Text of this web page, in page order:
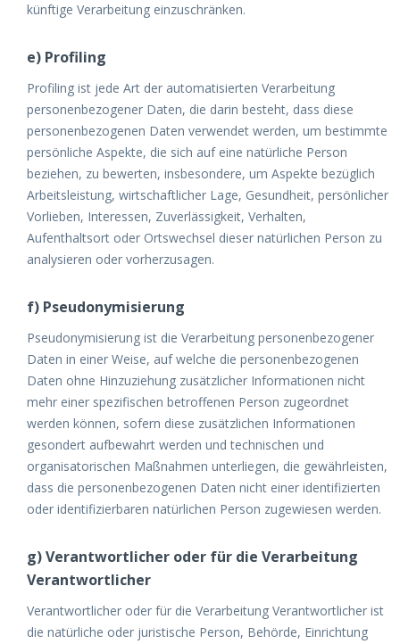
künftige Verarbeitung einzuschränken.
e) Profiling
Profiling ist jede Art der automatisierten Verarbeitung
personenbezogener Daten, die darin besteht, dass diese
personenbezogenen Daten verwendet werden, um bestimmte
persönliche Aspekte, die sich auf eine natürliche Person
beziehen, zu bewerten, insbesondere, um Aspekte bezüglich
Arbeitsleistung, wirtschaftlicher Lage, Gesundheit, persönlicher
Vorlieben, Interessen, Zuverlässigkeit, Verhalten,
Aufenthaltsort oder Ortswechsel dieser natürlichen Person zu
analysieren oder vorherzusagen.
f) Pseudonymisierung
Pseudonymisierung ist die Verarbeitung personenbezogener
Daten in einer Weise, auf welche die personenbezogenen
Daten ohne Hinzuziehung zusätzlicher Informationen nicht
mehr einer spezifischen betroffenen Person zugeordnet
werden können, sofern diese zusätzlichen Informationen
gesondert aufbewahrt werden und technischen und
organisatorischen Maßnahmen unterliegen, die gewährleisten,
dass die personenbezogenen Daten nicht einer identifizierten
oder identifizierbaren natürlichen Person zugewiesen werden.
g) Verantwortlicher oder für die Verarbeitung
Verantwortlicher
Verantwortlicher oder für die Verarbeitung Verantwortlicher ist
die natürliche oder juristische Person, Behörde, Einrichtung